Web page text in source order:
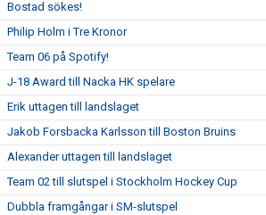
Bostad sökes!
Philip Holm i Tre Kronor
Team 06 på Spotify!
J-18 Award till Nacka HK spelare
Erik uttagen till landslaget
Jakob Forsbacka Karlsson till Boston Bruins
Alexander uttagen till landslaget
Team 02 till slutspel i Stockholm Hockey Cup
Dubbla framgångar i SM-slutspel